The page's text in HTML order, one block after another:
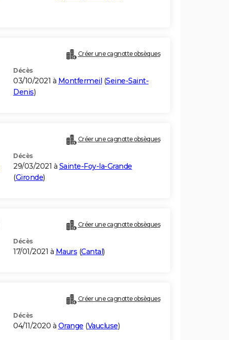
Créer une cagnotte obsèques
Décès
03/10/2021 à Montfermeil (Seine-Saint-
Denis)
Créer une cagnotte obsèques
Décès
29/03/2021 à Sainte-Foy-la-Grande
(Gironde)
Créer une cagnotte obsèques
Décès
17/01/2021 à Maurs (Cantal)
Créer une cagnotte obsèques
Décès
04/11/2020 à Orange (Vaucluse)